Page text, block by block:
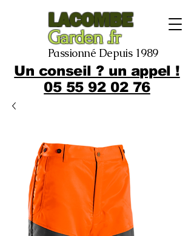
LACOMBE
Garden .fr
Passionné Depuis 1989
Un conseil ? un appel !
05 55 92 02 76